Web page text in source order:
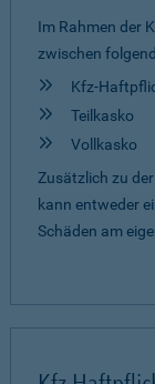
Im Rahmen der
zwischen
Kfz-
Teilkasko
Vollkasko
Zusätzlich zu
kann entweder
Schäden am